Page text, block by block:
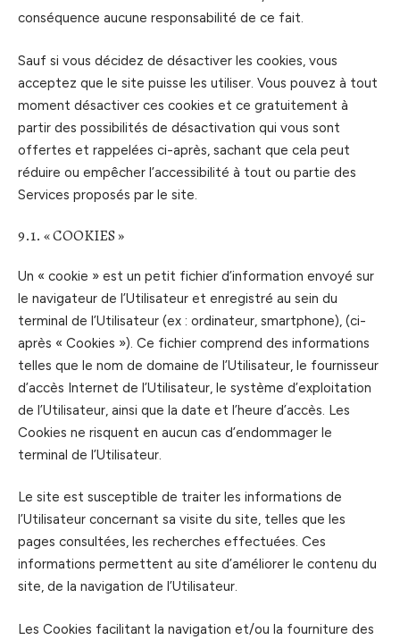
conséquence aucune responsabilité de ce fait.
Sauf si vous décidez de désactiver les cookies, vous
acceptez que le site puisse les utiliser. Vous pouvez à tout
moment désactiver ces cookies et ce gratuitement à
partir des possibilités de désactivation qui vous sont
offertes et rappelées ci-après, sachant que cela peut
réduire ou empêcher l’accessibilité à tout ou partie des
Services proposés par le site.
9.1. « COOKIES »
Un « cookie » est un petit fichier d’information envoyé sur
le navigateur de l’Utilisateur et enregistré au sein du
terminal de l’Utilisateur (ex : ordinateur, smartphone), (ci-
après « Cookies »). Ce fichier comprend des informations
telles que le nom de domaine de l’Utilisateur, le fournisseur
d’accès Internet de l’Utilisateur, le système d’exploitation
de l’Utilisateur, ainsi que la date et l’heure d’accès. Les
Cookies ne risquent en aucun cas d’endommager le
terminal de l’Utilisateur.
Le site est susceptible de traiter les informations de
l’Utilisateur concernant sa visite du site, telles que les
pages consultées, les recherches effectuées. Ces
informations permettent au site d’améliorer le contenu du
site, de la navigation de l’Utilisateur.
Les Cookies facilitant la navigation et/ou la fourniture des